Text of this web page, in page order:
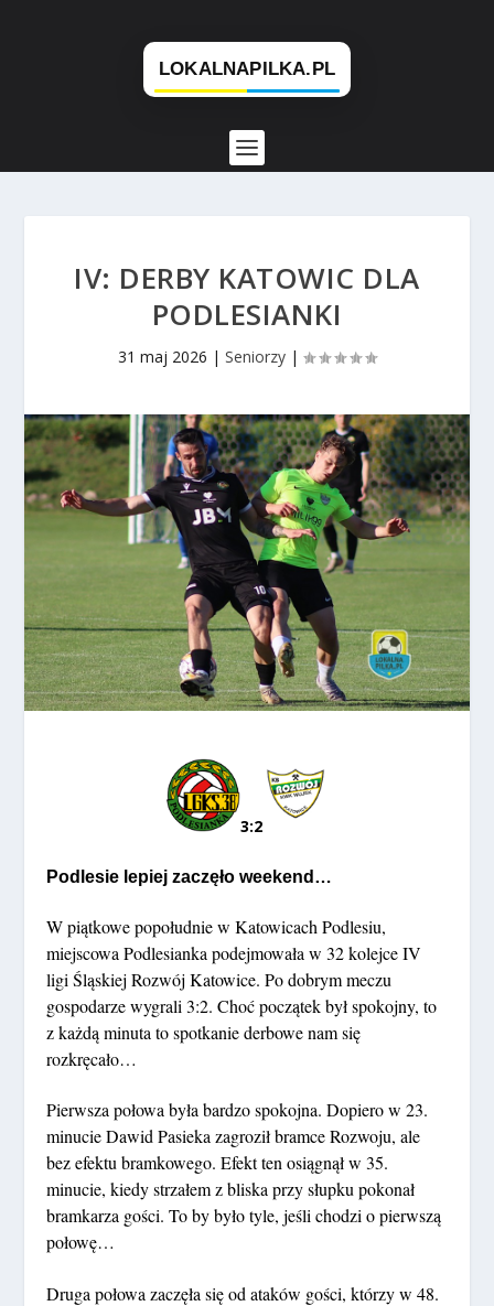
IV: DERBY KATOWIC DLA
PODLESIANKI
31 maj 2026 | Seniorzy |
3:2
Podlesie lepiej zaczęło weekend…
W piątkowe popołudnie w Katowicach Podlesiu,
miejscowa Podlesianka podejmowała w 32 kolejce IV
ligi Śląskiej Rozwój Katowice. Po dobrym meczu
gospodarze wygrali 3:2. Choć początek był spokojny, to
z każdą minuta to spotkanie derbowe nam się
rozkręcało…
Pierwsza połowa była bardzo spokojna. Dopiero w 23.
minucie Dawid Pasieka zagroził bramce Rozwoju, ale
bez efektu bramkowego. Efekt ten osiągnął w 35.
minucie, kiedy strzałem z bliska przy słupku pokonał
bramkarza gości. To by było tyle, jeśli chodzi o pierwszą
połowę…
Druga połowa zaczęła się od ataków gości, którzy w 48.